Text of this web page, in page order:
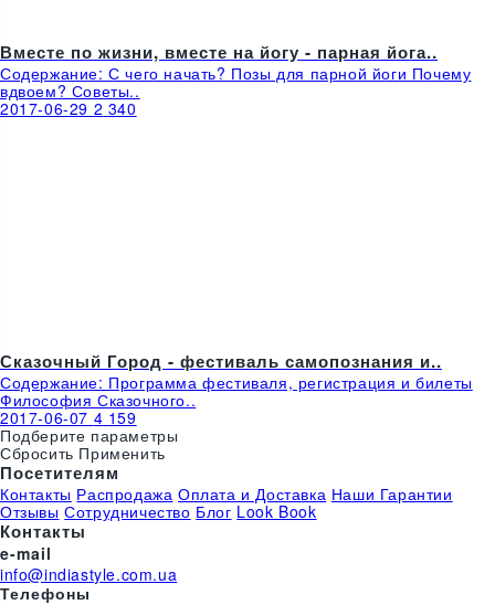
Подберите параметры
Сбросить Применить
Посетителям
Контакты Распродажа Оплата и Доставка Наши Гарантии
Отзывы Сотрудничество Блог Look Book
Контакты
e-mail
info@indiastyle.com.ua
Телефоны